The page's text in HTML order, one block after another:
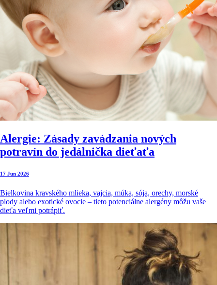
Alergie: Zásady zavádzania nových
potravín do jedálnička dieťaťa
17 Jun 2026
Bielkovina kravského mlieka, vajcia, múka, sója, orechy, morské
plody alebo exotické ovocie – tieto potenciálne alergény môžu vaše
dieťa veľmi potrápiť.